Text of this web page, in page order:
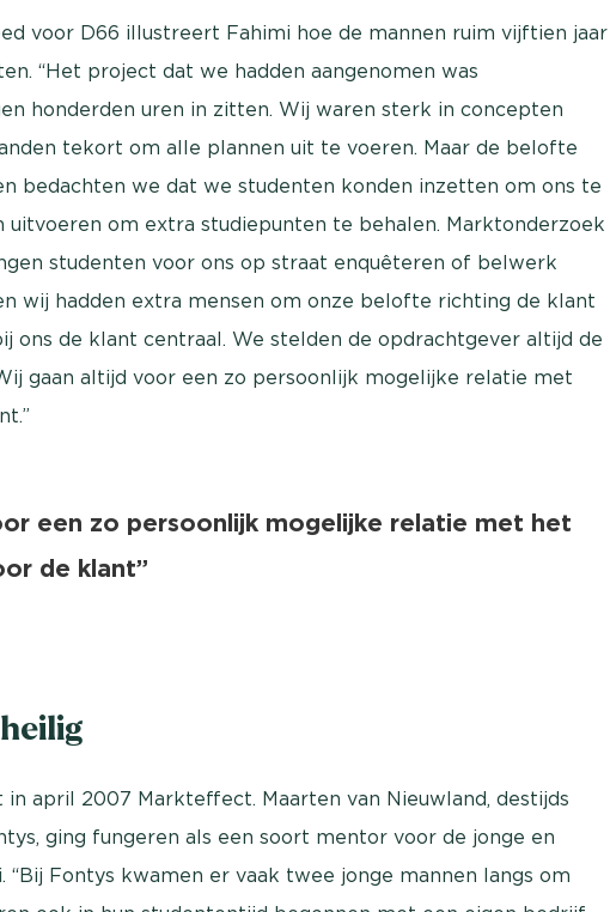
voor D66 illustreert Fahimi hoe de mannen ruim vijftien jaar
“Het project dat we hadden aangenomen was
honderden uren in zitten. Wij waren sterk in concepten
tekort om alle plannen uit te voeren. Maar de belofte
bedachten we dat we studenten konden inzetten om ons te
om extra studiepunten te behalen. Marktonderzoek
studenten voor ons op straat enquêteren of belwerk
wij hadden extra mensen om onze belofte richting de klant
ons de klant centraal. We stelden de opdrachtgever altijd de
gaan altijd voor een zo persoonlijk mogelijke relatie met
een zo persoonlijk mogelijke relatie met het
de klant”
april 2007 Markteffect. Maarten van Nieuwland, destijds
ging fungeren als een soort mentor voor de jonge en
“Bij Fontys kwamen er vaak twee jonge mannen langs om